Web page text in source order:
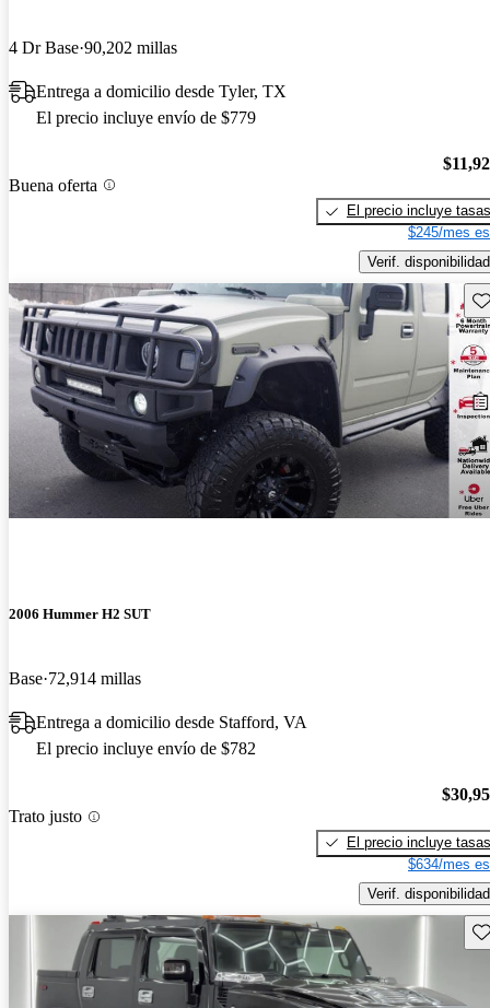
4 Dr Base 90,202 millas
Entrega a domicilio desde Tyler, TX
El precio incluye envío de $779
Buena oferta
El precio incluye tasas
$245/mes
Verif. disponibilidad
2006 Hummer H2 SUT
Base 72,914 millas
Entrega a domicilio desde Stafford, VA
El precio incluye envío de $782
Trato justo
El precio incluye tasas
$634/mes
Verif. disponibilidad